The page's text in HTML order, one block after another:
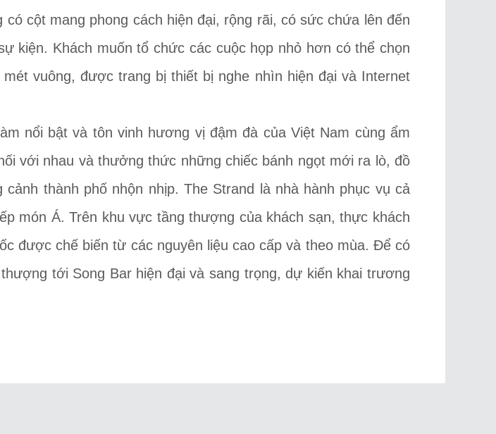
cột mang phong cách hiện đại, rộng rãi, có sức chứa lên đến
kiện. Khách muốn tổ chức các cuộc họp nhỏ hơn có thể chọn
vuông, được trang bị thiết bị nghe nhìn hiện đại và Internet
nổi bật và tôn vinh hương vị đậm đà của Việt Nam cùng ẩm
với nhau và thưởng thức những chiếc bánh ngọt mới ra lò, đồ
thành phố nhộn nhịp. The Strand là nhà hành phục vụ cả
món Á. Trên khu vực tầng thượng của khách sạn, thực khách
được chế biến từ các nguyên liệu cao cấp và theo mùa. Để có
tới Song Bar hiện đại và sang trọng, dự kiến khai trương